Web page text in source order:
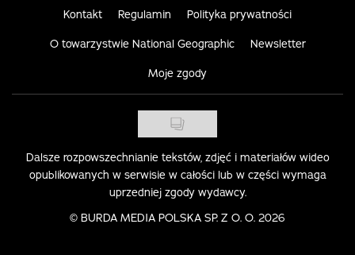
Kontakt Regulamin Polityka prywatności
O towarzystwie National Geographic Newsletter
Moje zgody
Dalsze rozpowszechnianie tekstów, zdjęć i materiałów wideo
opublikowanych w serwisie w całości lub w części wymaga
uprzedniej zgody wydawcy.
© BURDA MEDIA POLSKA SP. Z O. O. 2026